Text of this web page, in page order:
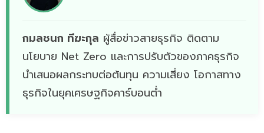
กมลชนก ทีฆะกุล ผู้สื่อข่าวสายธุรกิจ ติดตาม
นโยบาย Net Zero เเละการปรับตัวของภาคธุรกิจ
นำเสนอผลกระทบต่อต้นทุน ความเสี่ยง โอกาสทาง
ธุรกิจในยุคเศรษฐกิจคาร์บอนต่ำ